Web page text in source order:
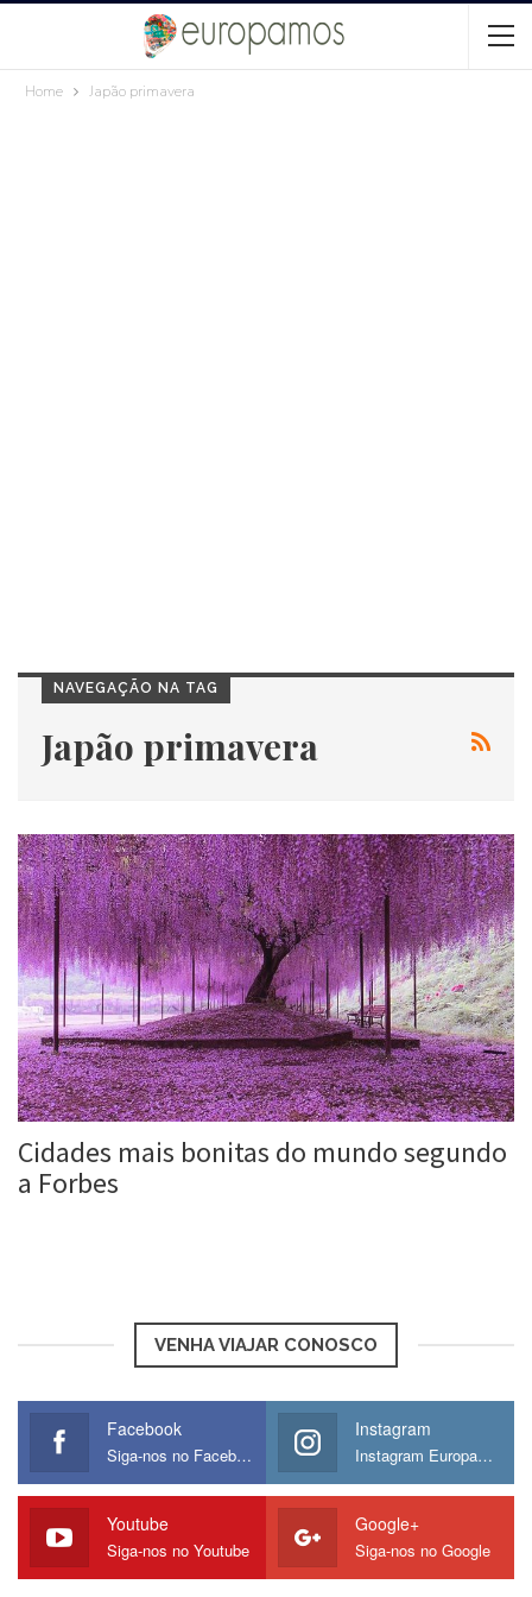
Home Japão primavera
NAVEGAÇÃO NA TAG
Japão primavera
Cidades mais bonitas do mundo segundo
a Forbes
VENHA VIAJAR CONOSCO
Facebook
Siga-nos no Facebook
Instagram
Instagram Europamos
Youtube
Siga-nos no Youtube
Google+
Siga-nos no Google